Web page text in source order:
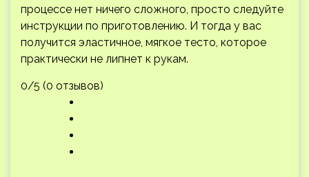
процессе нет ничего сложного, просто следуйте
инструкции по приготовлению. И тогда у вас
получится эластичное, мягкое тесто, которое
практически не липнет к рукам.
0/5 (0 отзывов)